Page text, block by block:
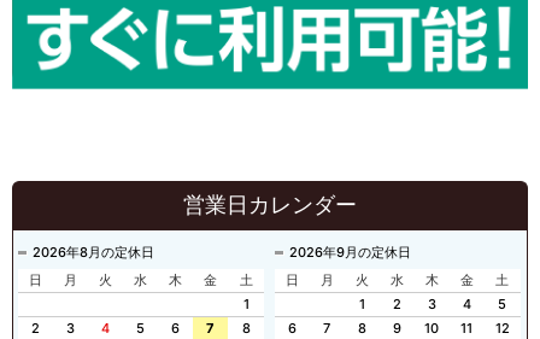
営業日カレンダー
2026年8月の定休日
日
月 火 水 木 金
土
1
2
3 4 5 6 7
8
2026年9月の定休日
日
月 火 水 木 金
土
1
2 3 4
5
6
7 8 9 10 11
12